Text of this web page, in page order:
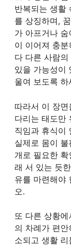
반복되는 생활
를 상징하며,
가 아프거나
이 이어져 충
다 다른 사람
있을 가능성이
울여 보도록 하
따라서 이 장
다리는 태도만
직임과 휴식이
실제로 몸이
개로 필요한
래 서 있는 듯
유를 마련해야
오.
또 다른 상황
의 차례가 편
소되고 생활